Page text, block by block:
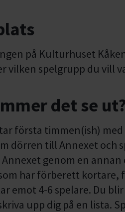
på Kulturhuset
vilken spelgrupp du vill
det se ut?
första timmen(ish) med
dörren till Annexet och
genom en
har förberett
emot 4-6 spelare. Du
upp dig på en lista.